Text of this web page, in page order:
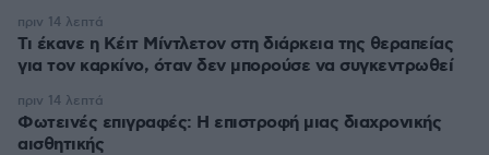
Τι έκανε η Κέιτ Μίντλετον στη διάρκεια της θεραπείας
για τον καρκίνο, όταν δεν μπορούσε να συγκεντρωθεί
πριν 14 λεπτά
Φωτεινές επιγραφές: Η επιστροφή μιας διαχρονικής
αισθητικής
πριν 14 λεπτά